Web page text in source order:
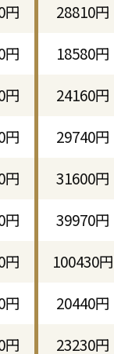
円 28810円
円 18580円
円 24160円
円 29740円
円 31600円
円 39970円
円 100430円
円 20440円
円 23230円